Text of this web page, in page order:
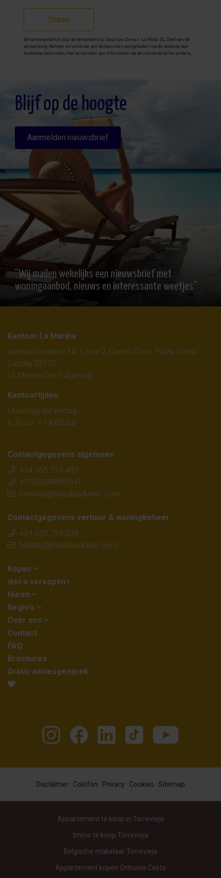
Sturen
Verantwoordelijk voor de behandeling: Casa Las Dunas - La Mata SL, Doel van de
verwerking: Beheer en controle van de diensten aangeboden via de website van
makelaarsdiensten, Het verzenden van informatie via de nieuwsbrief en andere,
gedetailleerde informatie over gegevensbescherming kan
geraadpleegd
Blijf op de hoogte
Aanmelden nieuwsbrief
“Wij mailen wekelijks een nieuwsbrief met
woningaanbod, nieuws en interessante weetjes”
Kantoor La Marina
Avenida Londres 1A, Local 2, Centro Com. Plaza Sierra
Castilla 03177,
La Marina-San Fulgencio
Kantoortijden
Maandag tot vrijdag
9.30 uur – 18.00 uur
Contactgegevens algemeen
+34 965 724 489
+31(0)649855641
contact@casalasdunas.com
Contactgegevens verhuur & woningbeheer
+34 655 759 029
holiday@casalasdunas.com
Kopen
Wilt u verkopen?
Huren
Regio's
Over ons
Contact
FAQ
Brochures
Gratis adviesgesprek
Disclaimer · Colofon · Privacy · Cookies · Sitemap
Appartement te koop in Torrevieja
Immo te koop Torrevieja
Belgische makelaar Torrevieja
Appartement kopen Orihuela Costa